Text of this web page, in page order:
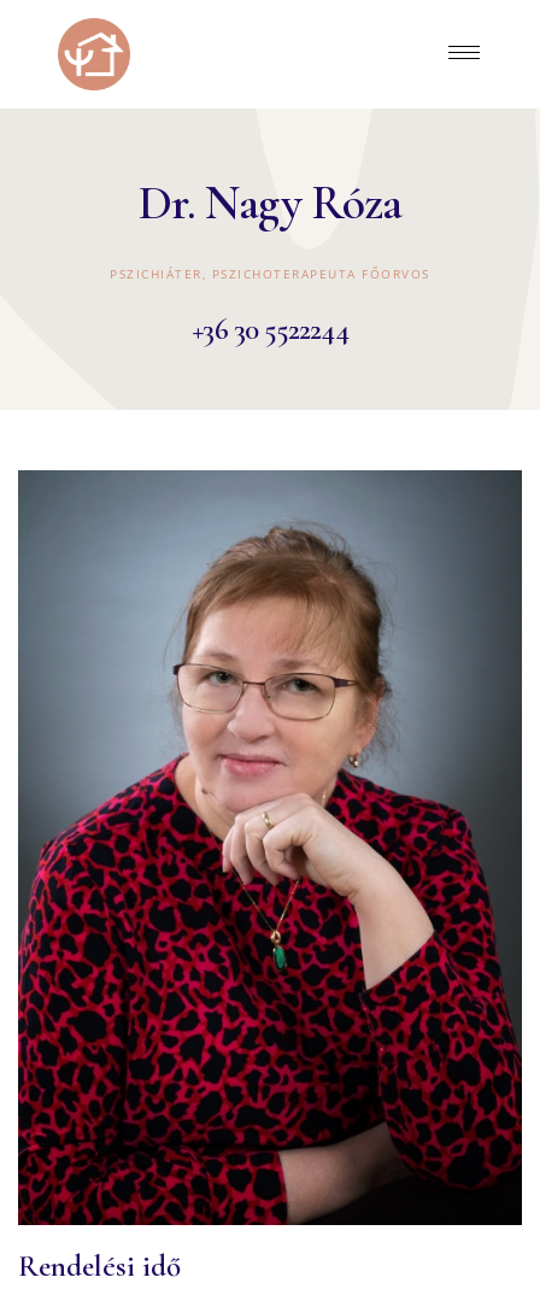
Dr. Nagy Róza
PSZICHIÁTER, PSZICHOTERAPEUTA FŐORVOS
+36 30 5522244
Rendelési idő